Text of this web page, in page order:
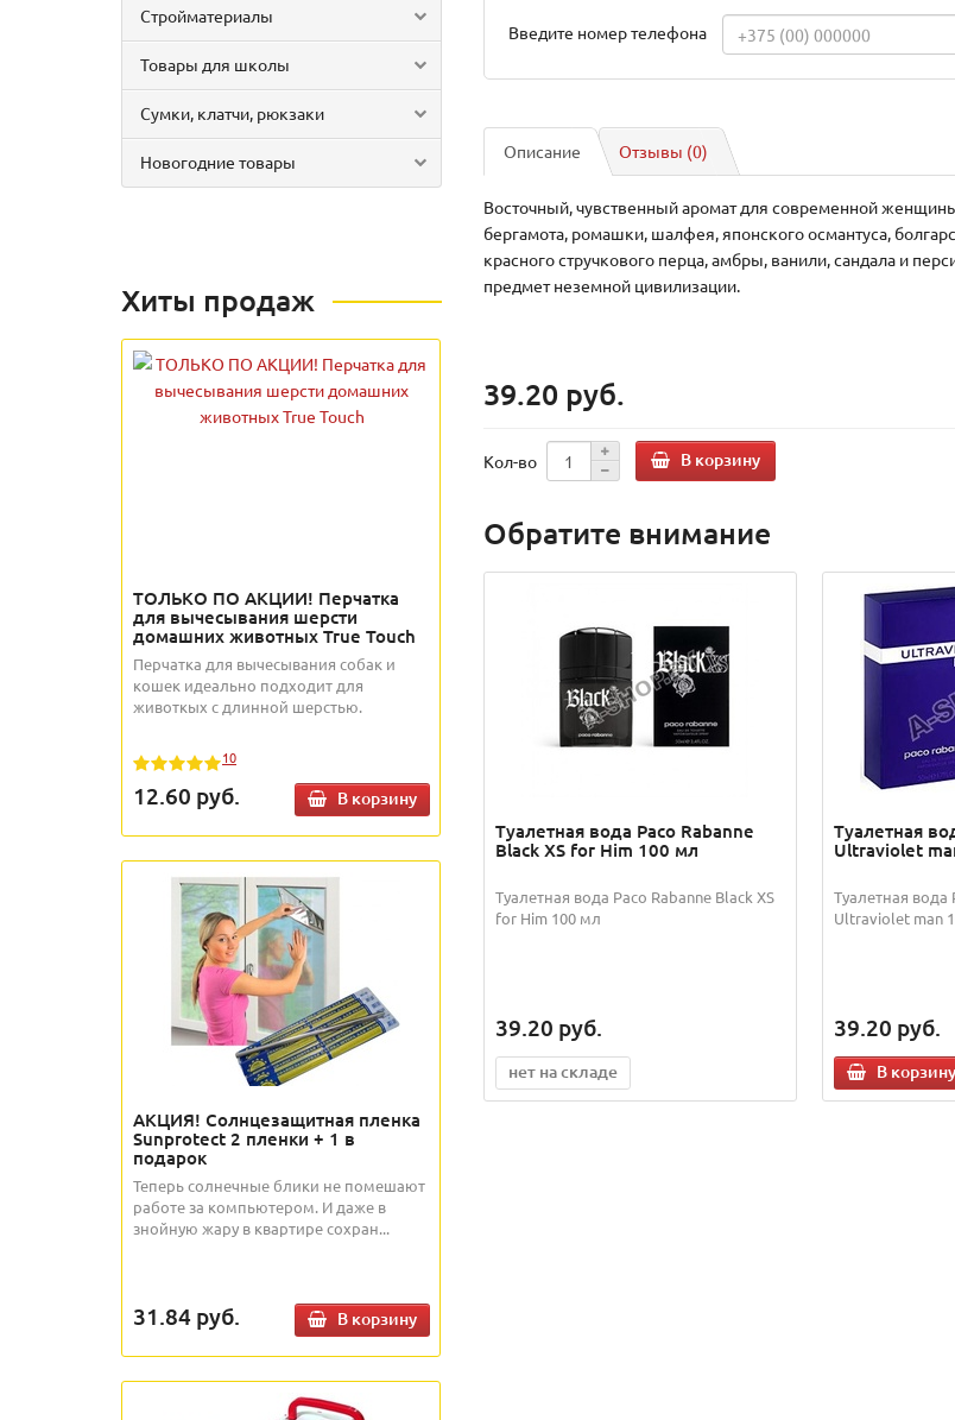
Стройматериалы
Товары для школы
Сумки, клатчи, рюкзаки
Новогодние товары
Хиты продаж
ТОЛЬКО ПО АКЦИИ! Перчатка
для вычесывания шерсти
домашних животных True Touch
Перчатка для вычесывания собак и
кошек идеально подходит для
животкых с длинной шерстью.
10
12.60 руб. В корзину
АКЦИЯ! Солнцезащитная пленка
Sunprotect 2 пленки + 1 в
подарок
Теперь солнечные блики не помешают
работе за компьютером. И даже в
знойную жару в квартире сохран...
31.84 руб. В корзину
Введите номер телефона
Описание Отзывы (0)
Восточный, чувственный аромат для современной
бергамота, ромашки, шалфея, японского османтуса,
красного стручкового перца, амбры, ванили, сандала и
предмет неземной цивилизации.
39.20 руб.
Кол-во В корзину
Обратите внимание
Туалетная вода Paco Rabanne
Black XS for Him 100 мл
Туалетная вода Paco Rabanne Black XS
for Him 100 мл
39.20 руб.
нет на складе
Туалетная
Ultraviolet
Туалетная вода
Ultraviolet man
39.20 руб.
В корзину